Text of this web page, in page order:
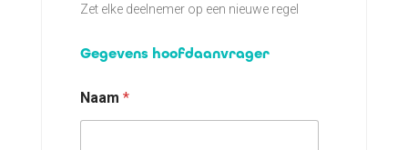
Zet elke deelnemer op een nieuwe regel
Gegevens hoofdaanvrager
Naam *